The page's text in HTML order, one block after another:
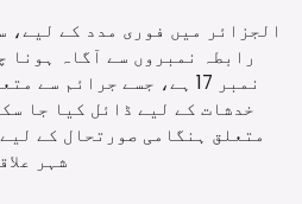
الجزائر میں فوری مدد کے لیے،
رابطہ نمبروں سے آگاہ ہونا
نمبر 17 ہے، جسے جرائم
خدشات کے لیے ڈائل کیا جا
متعلق ہنگامی صورتحال کے
شہر علاقوں